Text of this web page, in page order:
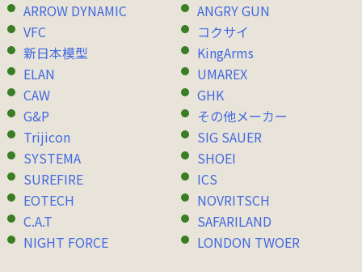
ARROW DYNAMIC
ANGRY GUN
VFC
コクサイ
新日本模型
KingArms
ELAN
UMAREX
CAW
GHK
G&P
その他メーカー
Trijicon
SIG SAUER
SYSTEMA
SHOEI
SUREFIRE
ICS
EOTECH
NOVRITSCH
C.A.T
SAFARILAND
NIGHT FORCE
LONDON TWOER